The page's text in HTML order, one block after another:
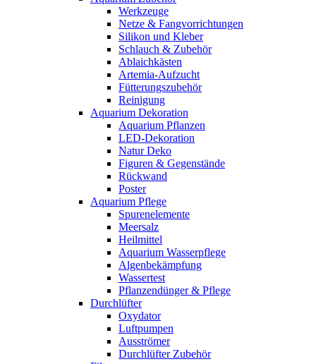
Werkzeuge
Netze & Fangvorrichtungen
Silikon und Kleber
Schlauch & Zubehör
Ablaichkästen
Artemia-Aufzucht
Fütterungszubehör
Reinigung
Aquarium Dekoration
Aquarium Pflanzen
LED-Dekoration
Natur Deko
Figuren & Gegenstände
Rückwand
Poster
Aquarium Pflege
Spurenelemente
Meersalz
Heilmittel
Aquarium Wasserpflege
Algenbekämpfung
Wassertest
Pflanzendünger & Pflege
Durchlüfter
Oxydator
Luftpumpen
Ausströmer
Durchlüfter Zubehör